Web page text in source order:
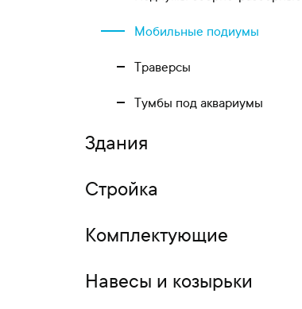
Мобильные подиумы
Траверсы
Тумбы под аквариумы
Здания
Стройка
Комплектующие
Навесы и козырьки